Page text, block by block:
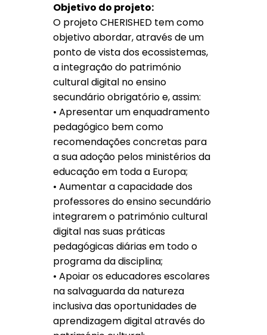
Objetivo do projeto:
O projeto CHERISHED tem como
objetivo abordar, através de um
ponto de vista dos ecossistemas,
a integração do património
cultural digital no ensino
secundário obrigatório e, assim:
• Apresentar um enquadramento
pedagógico bem como
recomendações concretas para
a sua adoção pelos ministérios da
educação em toda a Europa;
• Aumentar a capacidade dos
professores do ensino secundário
integrarem o património cultural
digital nas suas práticas
pedagógicas diárias em todo o
programa da disciplina;
• Apoiar os educadores escolares
na salvaguarda da natureza
inclusiva das oportunidades de
aprendizagem digital através do